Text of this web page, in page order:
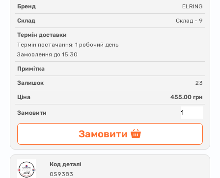
Бренд ELRING
Склад Склад - 9
Термін доставки
Термін постачання: 1 робочий день
Замовлення до 15:30
Примітка
Залишок 23
Ціна 455.00 грн
Замовити
Замовити
Код деталі
OS9383